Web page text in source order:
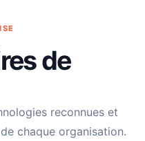
de
reconnues et
chaque organisation.